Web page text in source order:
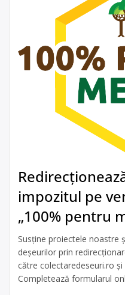
impozitul pe
„100% pentru
Susține proiectele noastre
deșeurilor prin
către colectaredeseuri.ro
Completează formularul